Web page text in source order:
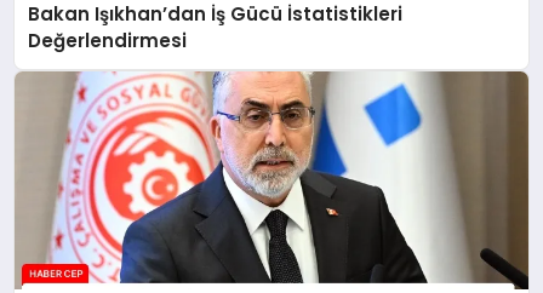
Bakan Işıkhan’dan İş Gücü İstatistikleri
Değerlendirmesi